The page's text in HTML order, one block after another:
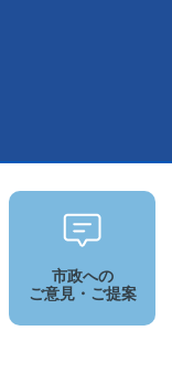
市政への
ご意見・ご提案